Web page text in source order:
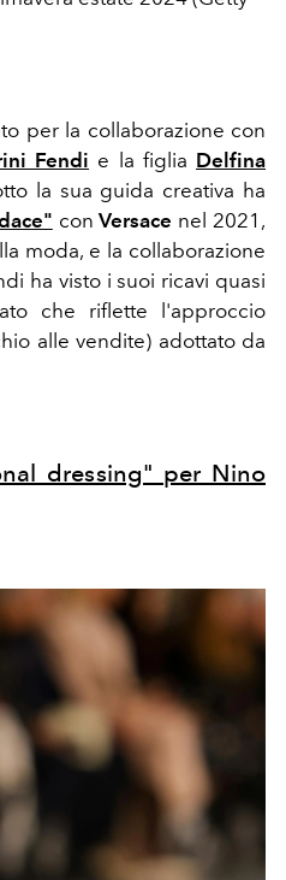
per la collaborazione con
Fendi e la figlia Delfina
la sua guida creativa ha
conVersace nel 2021,
moda, e la collaborazione
ha visto i suoi ricavi quasi
che riflette l'approccio
alle vendite) adottato da
dressing" per Nino